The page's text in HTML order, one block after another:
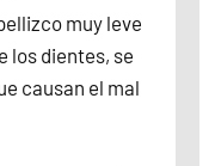
muy leve
los dientes, se
causan el mal